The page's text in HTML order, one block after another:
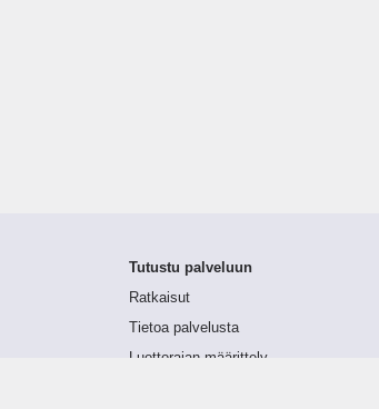
Tutustu palveluun
Ratkaisut
Tietoa palvelusta
Luottorajan määrittely